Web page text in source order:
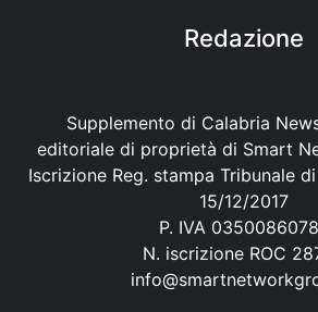
Redazione
Supplemento di Calabria
editoriale di proprietà di Smart
Iscrizione Reg. stampa Tribunale
15/12/2017
P. IVA
N. iscrizione ROC